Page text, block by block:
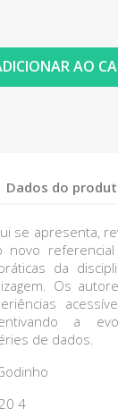
AO
Dados do
se apresenta,
referencial
da
Os
a
de dados.
4